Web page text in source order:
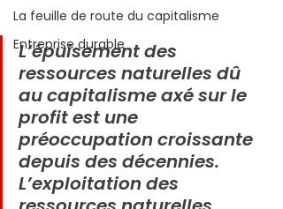
La feuille de route du capitalisme
Entreprise durable
L’épuisement des
ressources naturelles dû
au capitalisme axé sur le
profit est une
préoccupation croissante
depuis des décennies.
L’exploitation des